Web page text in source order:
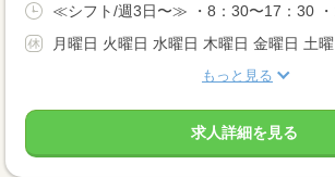
≪シフト/週3日〜≫ ・8：30〜17：30 ・
月曜日 火曜日 水曜日 木曜日 金曜日 土
もっと見る
求人詳細を見る